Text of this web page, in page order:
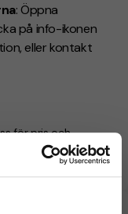
: Öppna
på info-ikonen
eller kontakt
för pris och